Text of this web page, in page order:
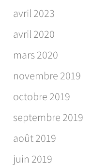
avril 2023
avril 2020
mars 2020
novembre 2019
octobre 2019
septembre 2019
août 2019
juin 2019